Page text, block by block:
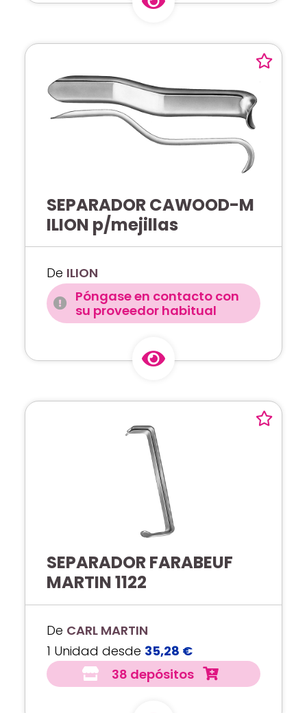
SEPARADOR CAWOOD-M
ILION p/mejillas
De ILION
Póngase en contacto con
su proveedor habitual
SEPARADOR FARABEUF
MARTIN 1122
De CARL MARTIN
1 Unidad desde 35,28 €
38 depósitos